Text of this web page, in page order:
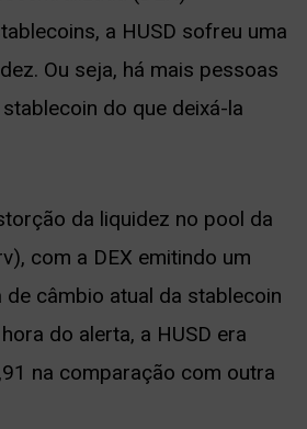
a HUSD sofreu uma
Ou seja, há mais pessoas
do que deixá-la
da liquidez no pool da
com a DEX emitindo um
de câmbio atual da stablecoin
do alerta, a HUSD era
na comparação com outra